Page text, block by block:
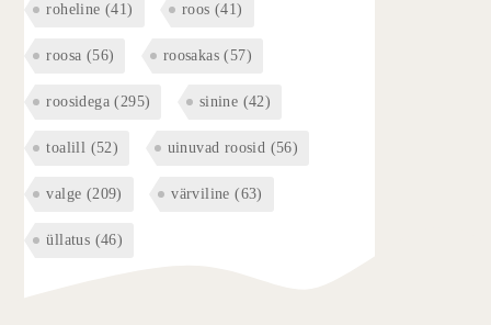
roheline (41) roos (41)
roosa (56) roosakas (57)
roosidega (295) sinine (42)
toalill (52) uinuvad roosid (56)
valge (209) värviline (63)
üllatus (46)